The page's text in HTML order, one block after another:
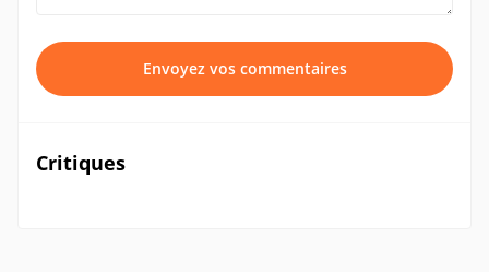
Envoyez vos commentaires
Critiques